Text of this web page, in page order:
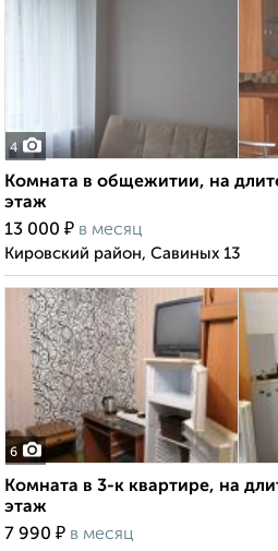
4
Комната в общежитии, на
этаж
13 000 ₽ в месяц
Кировский район, Савиных 13
6
Комната в 3-к квартире, на
этаж
7 990 ₽ в месяц